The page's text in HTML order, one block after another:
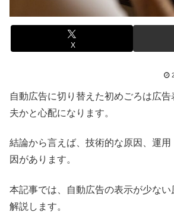
X
自動広告に切り替えた初めごろは広
夫かと心配になります。
結論から言えば、技術的な原因、運
因があります。
本記事では、自動広告の表示が少ない
解説します。